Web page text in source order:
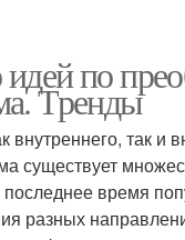
идей по
Тренды
внутреннего, так и
существует
время
разных